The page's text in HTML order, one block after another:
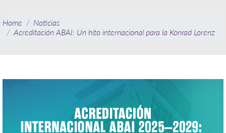
Home
Noticias
Acreditación ABAI: Un hito internacional para la Konrad Lorenz